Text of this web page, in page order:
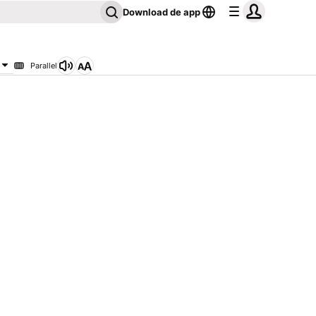
Download de app
Parallel